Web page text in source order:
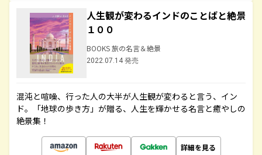
人生観が変わるインドのことばと絶景
１００
BOOKS 旅の名言＆絶景
2022.07.14 発売
混沌と喧噪、行った人の大半が人生観が変わると言う、イン
ド。「地球の歩き方」が贈る、人生を輝かせる名言と癒やしの
絶景集！
詳細を見る